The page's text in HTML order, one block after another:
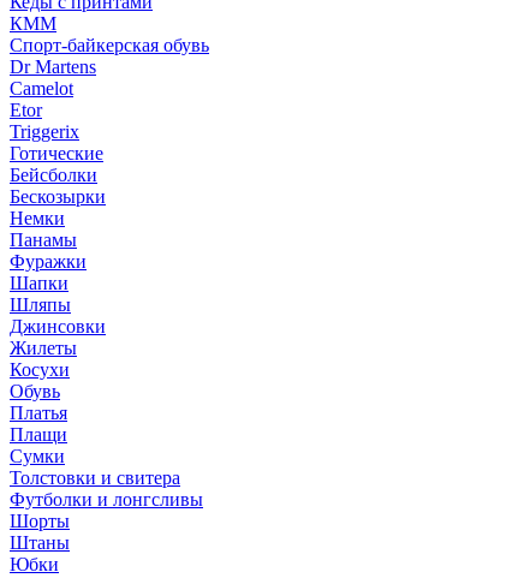
КММ
Спорт-байкерская обувь
Dr Martens
Camelot
Etor
Triggerix
Готические
Бейсболки
Бескозырки
Немки
Панамы
Фуражки
Шапки
Шляпы
Джинсовки
Жилеты
Косухи
Обувь
Платья
Плащи
Сумки
Толстовки и свитера
Футболки и лонгсливы
Шорты
Штаны
Юбки